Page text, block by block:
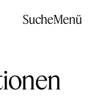
SucheMenü